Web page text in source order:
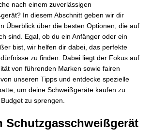
nach einem zuverlässigen
In diesem Abschnitt geben wir dir
Überblick über die besten Optionen, die auf
sind. Egal, ob du ein Anfänger oder ein
bist, wir helfen dir dabei, das perfekte
zu finden. Dabei liegt der Fokus auf
von führenden Marken sowie fairen
unseren Tipps und entdecke spezielle
um deine Schweißgeräte kaufen zu
zu sprengen.
Schutzgasschweißgerät